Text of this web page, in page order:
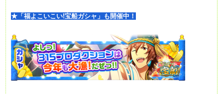
★「福よこいこい!宝船ガシャ」も開催中！